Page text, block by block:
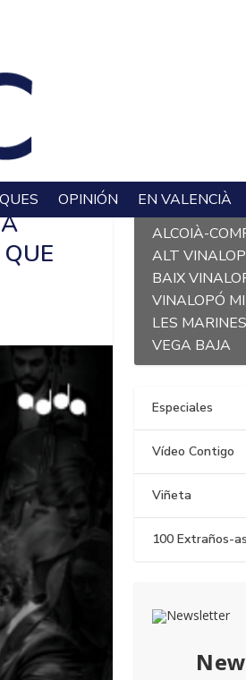
OPINIÓN EN VALENCIÀ
L´ALACANTÍ
ALCOIÀ-
ALT
BAIX
VINALOPÓ
LES MARINES
VEGA BAJA
Especiales
Vídeo Contigo
Viñeta
100 Extraños-as